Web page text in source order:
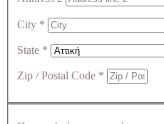
City *
State *
Zip / Postal Code *